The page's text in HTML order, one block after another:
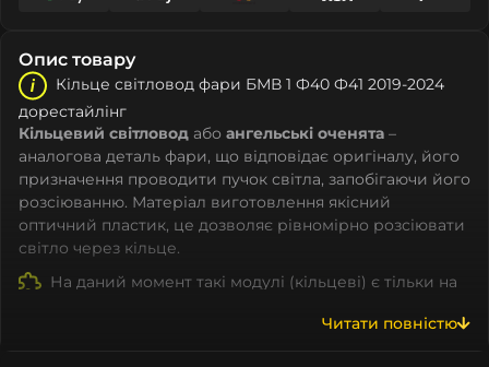
Опис товару
Кільце світловод фари БМВ 1 Ф40 Ф41 2019-2024
дорестайлінг
Кільцевий світловод або ангельські оченята –
аналогова деталь фари, що відповідає оригіналу, його
призначення проводити пучок світла, запобігаючи його
розсіюванню. Матеріал виготовлення якісний
оптичний пластик, це дозволяє рівномірно розсіювати
світло через кільце.
На даний момент такі модулі (кільцеві) є тільки на
Читати повністю